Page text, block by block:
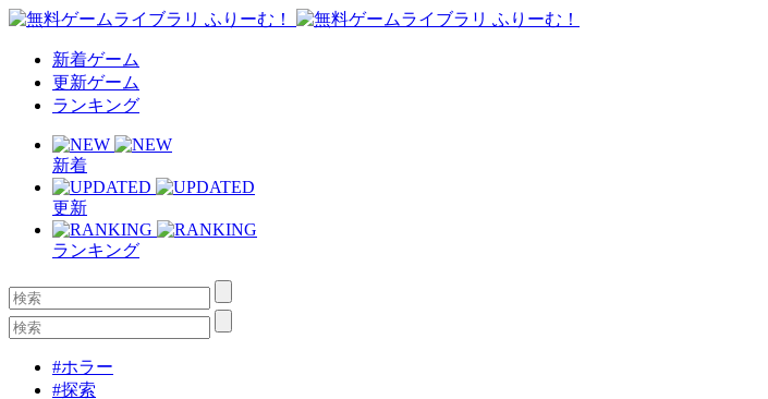
新着ゲーム
更新ゲーム
ランキング
新着
更新
ランキング
#ホラー
#探索